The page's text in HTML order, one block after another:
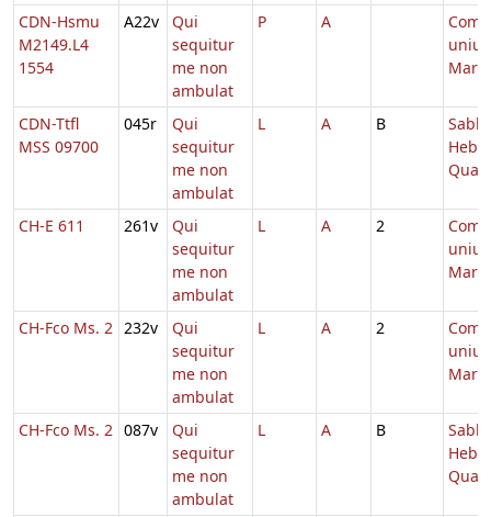
CDN-Hsmu
M2149.L4
1554
A22v
Qui
sequitur
me non
ambulat
P A
unius
CDN-Ttfl
MSS 09700
045r
Qui
sequitur
me non
ambulat
L A B
Sabb.
CH-E 611 261v
Qui
sequitur
me non
ambulat
L A 2
unius
CH-Fco Ms. 2 232v
Qui
sequitur
me non
ambulat
L A 2
unius
CH-Fco Ms. 2 087v
Qui
sequitur
me non
ambulat
L A B
Sabb.